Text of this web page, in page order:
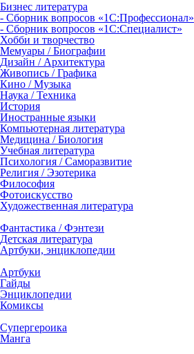
Бизнес литература
- Сборник вопросов «1С:Профессионал»
- Сборник вопросов «1С:Специалист»
Хобби и творчество
Мемуары / Биографии
Дизайн / Архитектура
Живопись / Графика
Кино / Музыка
Наука / Техника
История
Иностранные языки
Компьютерная литература
Медицина / Биология
Учебная литература
Психология / Саморазвитие
Религия / Эзотерика
Философия
Фотоискусство
Художественная литература
Фантастика / Фэнтези
Детская литература
Артбуки, энциклопедии
Артбуки
Гайды
Энциклопедии
Комиксы
Супергероика
Манга